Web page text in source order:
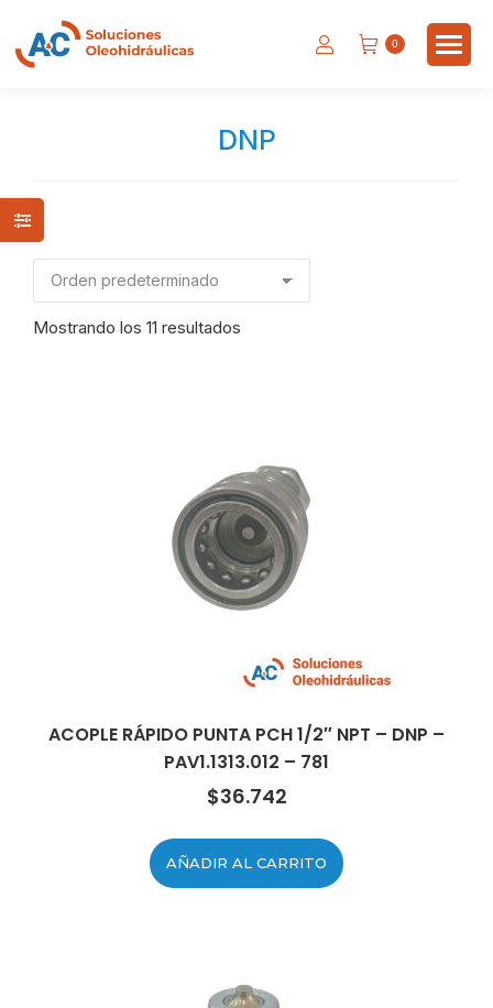
0
DNP
Mostrando los 11 resultados
ACOPLE RÁPIDO PUNTA PCH 1/2″ NPT – DNP –
PAV1.1313.012 – 781
$36.742
AÑADIR AL CARRITO